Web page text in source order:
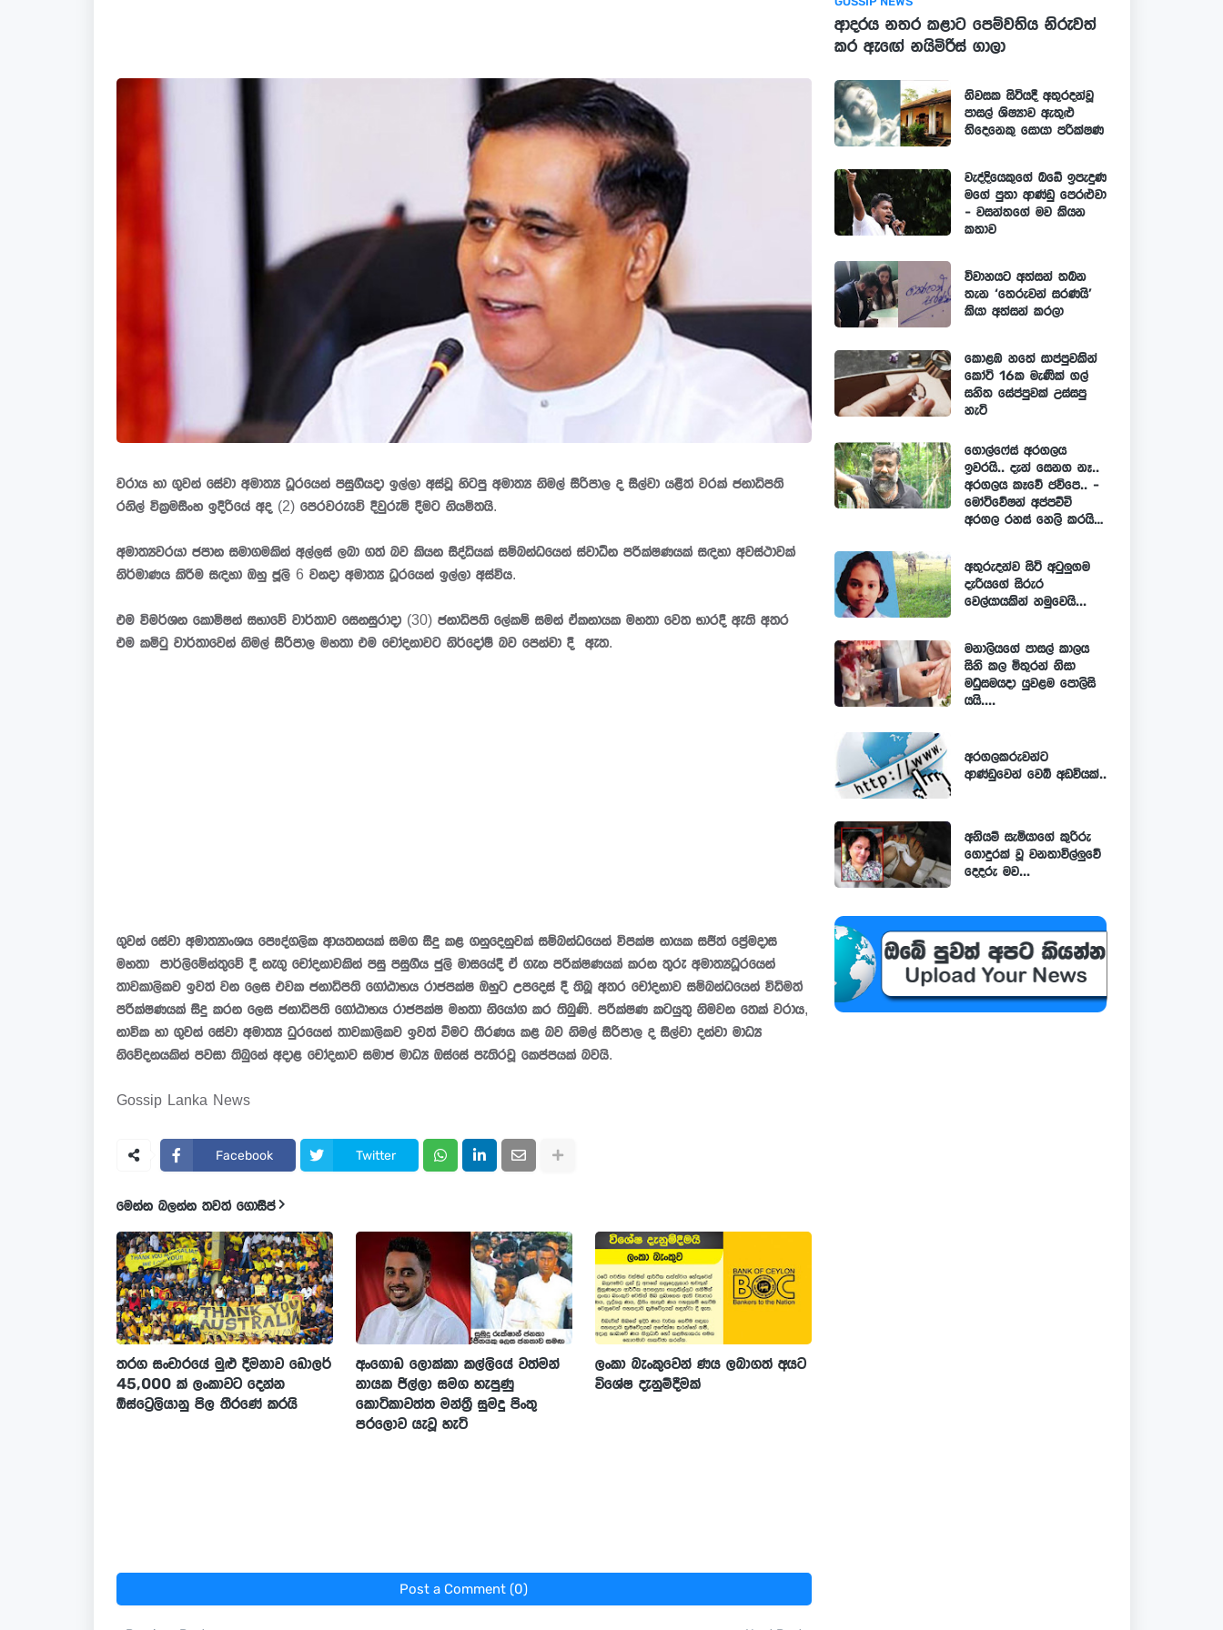
වරාය හා ගුවන් සේවා අමාත්‍ය ධූරයෙන් පසුගියදා ඉල්ලා අස්වූ හිටපු අමාත්‍ය නිමල් සිරිපාල ද සිල්වා යළිත් වරක් ජනාධිපති
රනිල් වික්‍රමසිංහ ඉදිරියේ අද (2) පෙරවරුවේ දිවුරුම් දීමට නියමිතයි.
අමාත්‍යවරයා ජපාන සමාගමකින් අල්ලස් ලබා ගත් බව කියන සිද්ධියක් සම්බන්ධයෙන් ස්වාධීන පරීක්ෂණයක් සඳහා අවස්ථාවක්
නිර්මාණය කිරීම සඳහා ඔහු ජූලි 6 වනදා අමාත්‍ය ධූරයෙන් ඉල්ලා අස්විය.
එම විමර්ශන කොමිෂන් සභාවේ වාර්තාව සෙනසුරාදා (30) ජනාධිපති ලේකම් සමන් ඒකනායක මහතා වෙත භාරදී ඇති අතර
එම කමිටු වාර්තාවෙන් නිමල් සිරිපාල මහතා එම චෝදනාවට නිර්දෝෂී බව පෙන්වා දී ඇත.
ගුවන් සේවා අමාත්‍යාංශය පෞද්ගලික ආයතනයක් සමග සිදු කළ ගනුදෙනුවක් සම්බන්ධයෙන් විපක්ෂ නායක සජිත් ප්‍රේමදාස
මහතා පාර්ලිමේන්තුවේ දී නැගු චෝදනාවකින් පසු පසුගිය ජුලි මාසයේදී ඒ ගැන පරීක්ෂණයක් කරන තුරු අමාත්‍යධූරයෙන්
තාවකාලිකව ඉවත් වන ලෙස එවක ජනාධිපති ගෝඨාභය රාජපක්ෂ ඔහුට උපදෙස් දී තිබූ අතර චෝදනාව සම්බන්ධයෙන් විධිමත්
පරීක්ෂණයක් සිදු කරන ලෙස ජනාධිපති ගෝඨාභය රාජපක්ෂ මහතා නියෝග කර තිබුණි. පරීක්ෂණ කටයුතු නිමවන තෙක් වරාය,
නාවික හා ගුවන් සේවා අමාත්‍ය ධුරයෙන් තාවකාලිකව ඉවත් වීමට තීරණය කළ බව නිමල් සිරිපාල ද සිල්වා දන්වා මාධ්‍ය
නිවේදනයකින් පවසා තිබුනේ අදාළ චෝදනාව සමාජ මාධ්‍ය ඔස්සේ පැතිරවූ කෙප්පයක් බවයි.
Gossip Lanka News
Facebook Twitter
මෙන්න බලන්න තවත් ගොසිප්
තරග සංචාරයේ මුළු දීමනාව ඩොලර්
45,000 ක් ලංකාවට දෙන්න
ඕස්ට්‍රෙලියානු පිල තීරණේ කරයි
අංගොඩ ලොක්කා කල්ලියේ වත්මන්
නායක ජිල්ලා සමග හැපුණු
කොටිකාවත්ත මන්ත්‍රී සුමදු පිංතු
පරලොව යැවූ හැටි
ලංකා බැංකුවෙන් ණය ලබාගත් අයට
විශේෂ දැනුම්දීමක්
Post a Comment (0)
ආදරය නතර කළාට පෙම්වතිය නිරුවත්
කර ඇඟේ නයිමිරිස් ගාලා
නිවසක සිටියදී අතුරදන්වූ
පාසල් ශිෂ්‍යාව ඇතුළු
තිදෙනෙකු සොයා පරික්ෂණ
වැද්දියෙකුගේ බඩේ ඉපැදුණ
මගේ පුතා ආණ්ඩු පෙරළුවා
- වසන්තගේ මව කියන
කතාව
විවාහයට අත්සන් තබන
තැන ‘තෙරුවන් සරණයි’
කියා අත්සන් කරලා
කොළඹ හතේ සාප්පුවකින්
කෝටි 16ක මැණික් ගල්
සහිත සේප්පුවක් උස්සපු
හැටි
ගොල්ෆේස් අරගලය
ඉවරයි.. දැන් සෙනග නෑ..
අරගලය කෑවේ ජවිපෙ.. -
මෝටිවේෂන් අප්පච්චි
අරගල රහස් හෙලි කරයි…
අතුරුදන්ව සිටි අටුලුගම
දැරියගේ සිරුර
වෙල්යායකින් හමුවෙයි...
මනාලියගේ පාසල් කාලය
සිහි කල මිතුරන් නිසා
මධුසමයදා යුවළම පොලිසි
යයි....
අරගලකරුවන්ට
ආණ්ඩුවෙන් වෙබ් අඩවියක්..
අනියම් සැමියාගේ කුරිරු
ගොදුරක් වූ වනතාවිල්ලුවේ
දෙදරු මව...